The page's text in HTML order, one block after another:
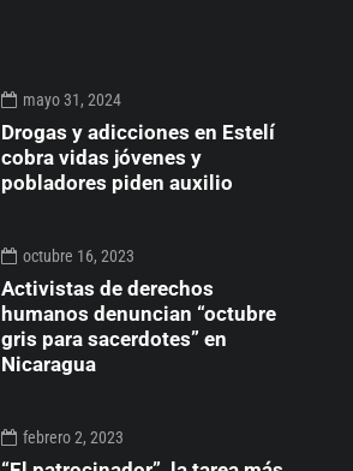
mayo 31, 2024
Drogas y adicciones en Estelí
cobra vidas jóvenes y
pobladores piden auxilio
octubre 16, 2023
Activistas de derechos
humanos denuncian “octubre
gris para sacerdotes” en
Nicaragua
febrero 2, 2023